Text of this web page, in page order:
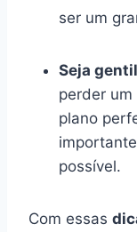
ser um
Seja
perder
plano
possível.
Com essas